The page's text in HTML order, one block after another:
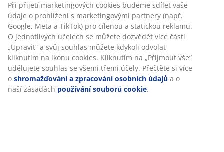
Při přijetí marketingových cookies budeme sdílet vaše
údaje o prohlížení s marketingovými partnery (např.
Google, Meta a TikTok) pro cílenou a statickou reklamu.
O jednotlivých účelech se můžete dozvědět více části
„Upravit“ a svůj souhlas můžete kdykoli odvolat
kliknutím na ikonu cookies. Kliknutím na „Přijmout vše“
udělujete souhlas se všemi třemi účely. Přečtěte si více
o shromažďování a zpracování osobních údajů a o
naší zásadách používání souborů cookie.